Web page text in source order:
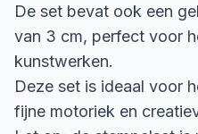
De set bevat ook een
van 3 cm, perfect voor
kunstwerken.
Deze set is ideaal voor
fijne motoriek en